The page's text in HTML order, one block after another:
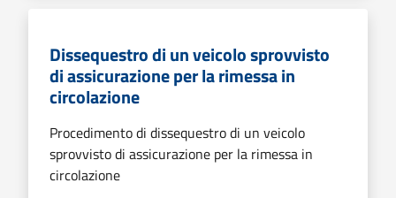
Dissequestro di un veicolo sprovvisto
di assicurazione per la rimessa in
circolazione
Procedimento di dissequestro di un veicolo
sprovvisto di assicurazione per la rimessa in
circolazione